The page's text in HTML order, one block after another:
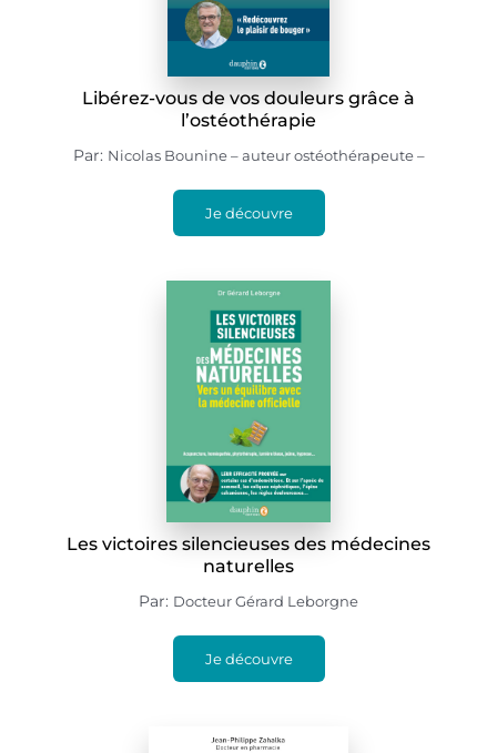
Libérez-vous de vos douleurs grâce à
l’ostéothérapie
Par: Nicolas Bounine – auteur ostéothérapeute –
Je découvre
Les victoires silencieuses des médecines
naturelles
Par: Docteur Gérard Leborgne
Je découvre